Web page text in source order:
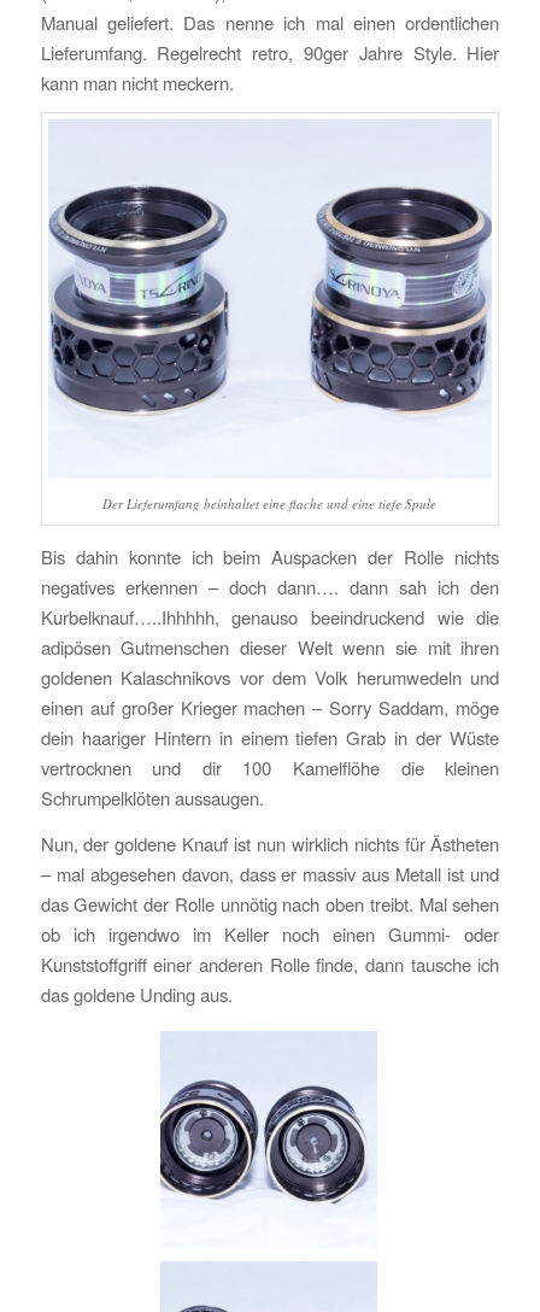
Manual geliefert. Das nenne ich mal einen ordentlichen
Lieferumfang. Regelrecht retro, 90ger Jahre Style. Hier
kann man nicht meckern.
Der Lieferumfang beinhaltet eine flache und eine tiefe Spule
Bis dahin konnte ich beim Auspacken der Rolle nichts
negatives erkennen – doch dann…. dann sah ich den
Kurbelknauf…..Ihhhhh, genauso beeindruckend wie die
adipösen Gutmenschen dieser Welt wenn sie mit ihren
goldenen Kalaschnikovs vor dem Volk herumwedeln und
einen auf großer Krieger machen – Sorry Saddam, möge
dein haariger Hintern in einem tiefen Grab in der Wüste
vertrocknen und dir 100 Kamelflöhe die kleinen
Schrumpelklöten aussaugen.
Nun, der goldene Knauf ist nun wirklich nichts für Ästheten
– mal abgesehen davon, dass er massiv aus Metall ist und
das Gewicht der Rolle unnötig nach oben treibt. Mal sehen
ob ich irgendwo im Keller noch einen Gummi- oder
Kunststoffgriff einer anderen Rolle finde, dann tausche ich
das goldene Unding aus.